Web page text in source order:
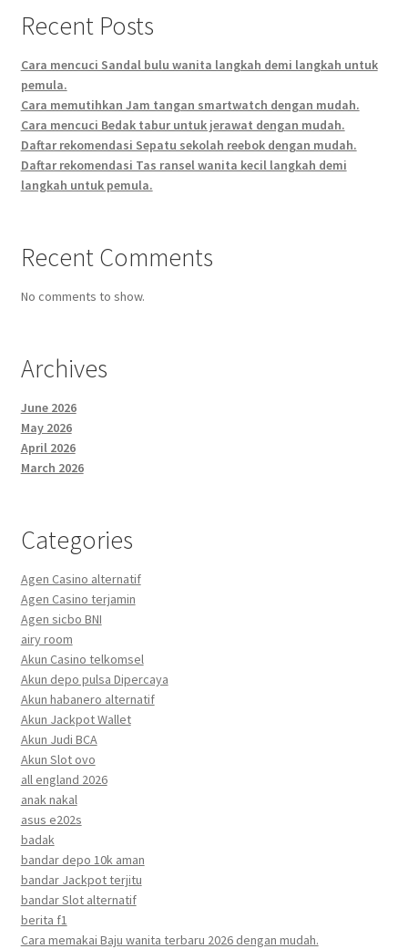
Recent Posts
Cara mencuci Sandal bulu wanita langkah demi langkah untuk
pemula.
Cara memutihkan Jam tangan smartwatch dengan mudah.
Cara mencuci Bedak tabur untuk jerawat dengan mudah.
Daftar rekomendasi Sepatu sekolah reebok dengan mudah.
Daftar rekomendasi Tas ransel wanita kecil langkah demi
langkah untuk pemula.
Recent Comments
No comments to show.
Archives
June 2026
May 2026
April 2026
March 2026
Categories
Agen Casino alternatif
Agen Casino terjamin
Agen sicbo BNI
airy room
Akun Casino telkomsel
Akun depo pulsa Dipercaya
Akun habanero alternatif
Akun Jackpot Wallet
Akun Judi BCA
Akun Slot ovo
all england 2026
anak nakal
asus e202s
badak
bandar depo 10k aman
bandar Jackpot terjitu
bandar Slot alternatif
berita f1
Cara memakai Baju wanita terbaru 2026 dengan mudah.